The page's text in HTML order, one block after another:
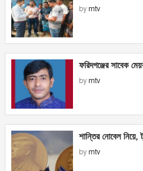
by mtv
ফরিদগঞ্জের সাবেক
by mtv
শান্তির নোবেল নিয়ে,
by mtv